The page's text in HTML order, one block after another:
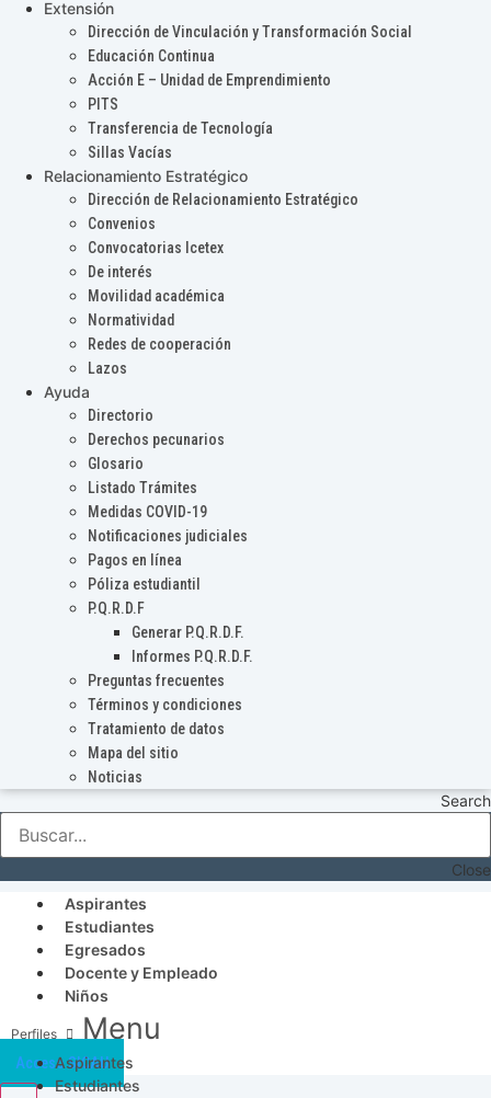
Extensión
Dirección de Vinculación y Transformación Social
Educación Continua
Acción E – Unidad de Emprendimiento
PITS
Transferencia de Tecnología
Sillas Vacías
Relacionamiento Estratégico
Dirección de Relacionamiento Estratégico
Convenios
Convocatorias Icetex
De interés
Movilidad académica
Normatividad
Redes de cooperación
Lazos
Ayuda
Directorio
Derechos pecunarios
Glosario
Listado Trámites
Medidas COVID-19
Notificaciones judiciales
Pagos en línea
Póliza estudiantil
P.Q.R.D.F
Generar P.Q.R.D.F.
Informes P.Q.R.D.F.
Preguntas frecuentes
Términos y condiciones
Tratamiento de datos
Mapa del sitio
Noticias
Search
Close
Aspirantes
Estudiantes
Egresados
Docente y Empleado
Niños
Menu
Aspirantes
Estudiantes
Acceso SICAU